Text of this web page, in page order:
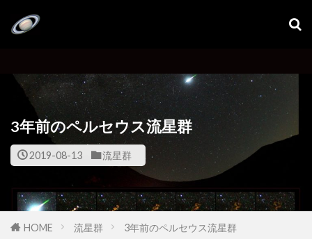
3年前のペルセウス流星群
2019-08-13 流星群
HOME 流星群 3年前のペルセウス流星群